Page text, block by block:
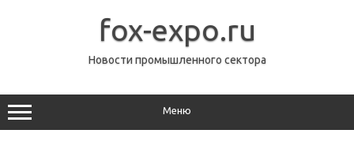
fox-expo.ru
Новости промышленного сектора
Меню